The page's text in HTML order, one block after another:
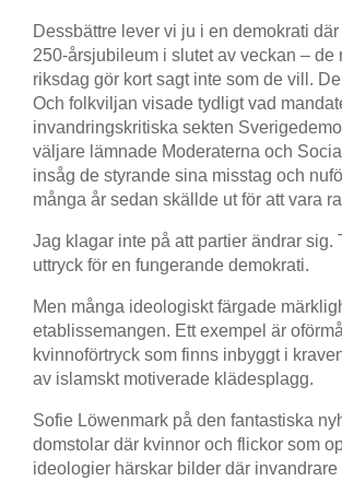
Dessbättre lever vi ju i en demokrati
250-årsjubileum i slutet av veckan – de
riksdag gör kort sagt inte som de vill.
Och folkviljan visade tydligt vad
invandringskritiska sekten
väljare lämnade Moderaterna och
insåg de styrande sina misstag och
många år sedan skällde ut för att vara
Jag klagar inte på att partier ändrar
uttryck för en fungerande demokrati.
Men många ideologiskt färgade
etablissemangen. Ett exempel är
kvinnoförtryck som finns inbyggt i
av islamskt motiverade klädesplagg.
Sofie Löwenmark på den fantastiska
domstolar där kvinnor och flickor som
ideologier härskar bilder där